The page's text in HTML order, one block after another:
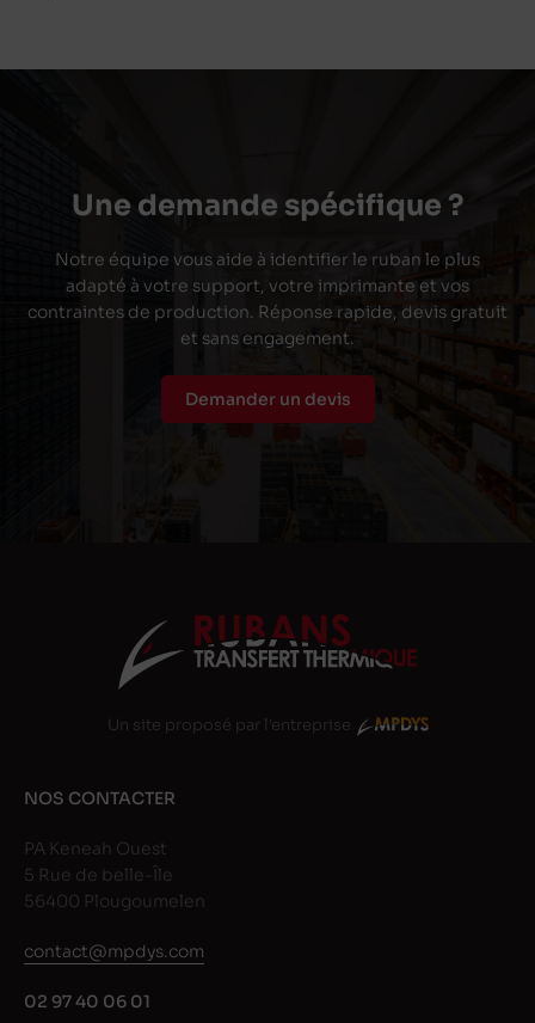
Une demande spécifique ?
Notre équipe vous aide à identifier le ruban le plus
adapté à votre support, votre imprimante et vos
contraintes de production. Réponse rapide, devis gratuit
et sans engagement.
Demander un devis
Un site proposé par l'entreprise
NOS CONTACTER
PA Keneah Ouest
5 Rue de belle-Île
56400 Plougoumelen
contact@mpdys.com
02 97 40 06 01